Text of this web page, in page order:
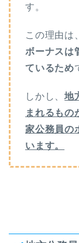
す。
この理由は、
ボーナスは
ているため
しかし、地
まれるもの
家公務員の
います。